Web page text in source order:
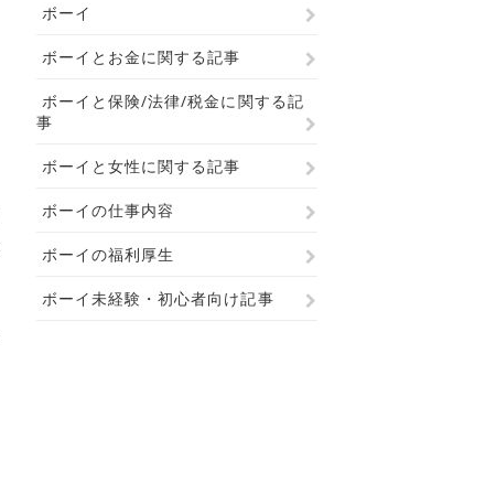
ボーイ
ボーイとお金に関する記事
ボーイと保険/法律/税金に関する記
事
ボーイと女性に関する記事
ボーイの仕事内容
ボーイの福利厚生
ボーイ未経験・初心者向け記事